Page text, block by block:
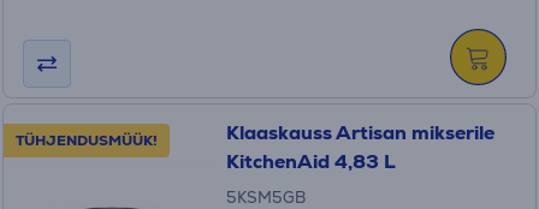
TÜHJENDUSMÜÜK!
Klaaskauss Artisan mikserile
KitchenAid 4,83 L
5KSM5GB